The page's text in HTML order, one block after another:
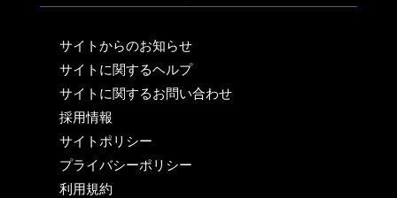
サイトからのお知らせ
サイトに関するヘルプ
サイトに関するお問い合わせ
採用情報
サイトポリシー
プライバシーポリシー
利用規約